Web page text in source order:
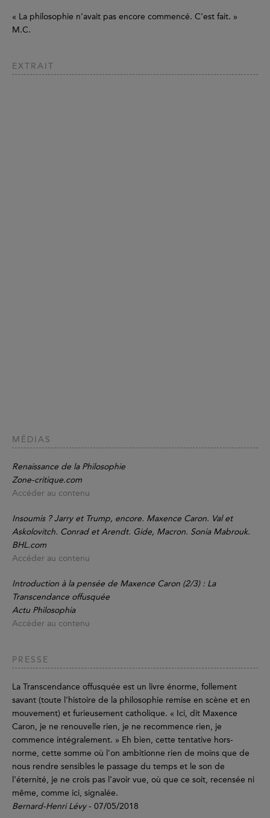
« La philosophie n’avait pas encore commencé. C’est fait. »
M.C.
EXTRAIT
MÉDIAS
Renaissance de la Philosophie
Zone-critique.com
Accéder au contenu
Insoumis ? Jarry et Trump, encore. Maxence Caron. Val et
Askolovitch. Conrad et Arendt. Gide, Macron. Sonia Mabrouk.
BHL.com
Accéder au contenu
Introduction à la pensée de Maxence Caron (2/3) : La
Transcendance offusquée
Actu Philosophia
Accéder au contenu
PRESSE
La Transcendance offusquée est un livre énorme, follement
savant (toute l’histoire de la philosophie remise en scène et en
mouvement) et furieusement catholique. « Ici, dit Maxence
Caron, je ne renouvelle rien, je ne recommence rien, je
commence intégralement. » Eh bien, cette tentative hors-
norme, cette somme où l’on ambitionne rien de moins que de
nous rendre sensibles le passage du temps et le son de
l’éternité, je ne crois pas l’avoir vue, où que ce soit, recensée ni
même, comme ici, signalée.
Bernard-Henri Lévy- 07/05/2018